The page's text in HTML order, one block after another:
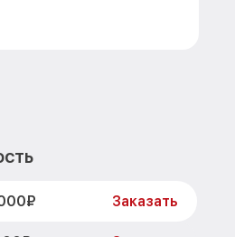
Заказать